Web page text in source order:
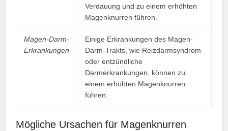
Verdauung und zu einem erhöhten
Magenknurren führen.
Magen-Darm-
Erkrankungen
Einige Erkrankungen des Magen-
Darm-Trakts, wie Reizdarmsyndrom
oder entzündliche
Darmerkrankungen, können zu
einem erhöhten Magenknurren
führen.
Mögliche Ursachen für Magenknurren